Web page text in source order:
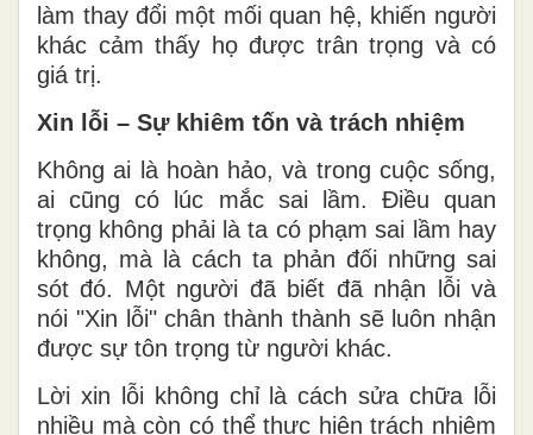
làm thay đổi một mối quan hệ, khiến người
khác cảm thấy họ được trân trọng và có
giá trị.
Xin lỗi – Sự khiêm tốn và trách nhiệm
Không ai là hoàn hảo, và trong cuộc sống,
ai cũng có lúc mắc sai lầm. Điều quan
trọng không phải là ta có phạm sai lầm hay
không, mà là cách ta phản đối những sai
sót đó. Một người đã biết đã nhận lỗi và
nói "Xin lỗi" chân thành thành sẽ luôn nhận
được sự tôn trọng từ người khác.
Lời xin lỗi không chỉ là cách sửa chữa lỗi
nhiều mà còn có thể thực hiện trách nhiệm